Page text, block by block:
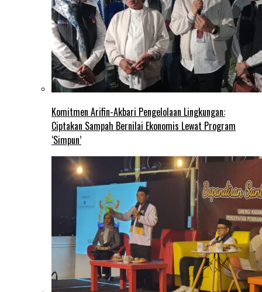
Komitmen Arifin-Akbari Pengelolaan Lingkungan:
Ciptakan Sampah Bernilai Ekonomis Lewat Program
‘Simpun’